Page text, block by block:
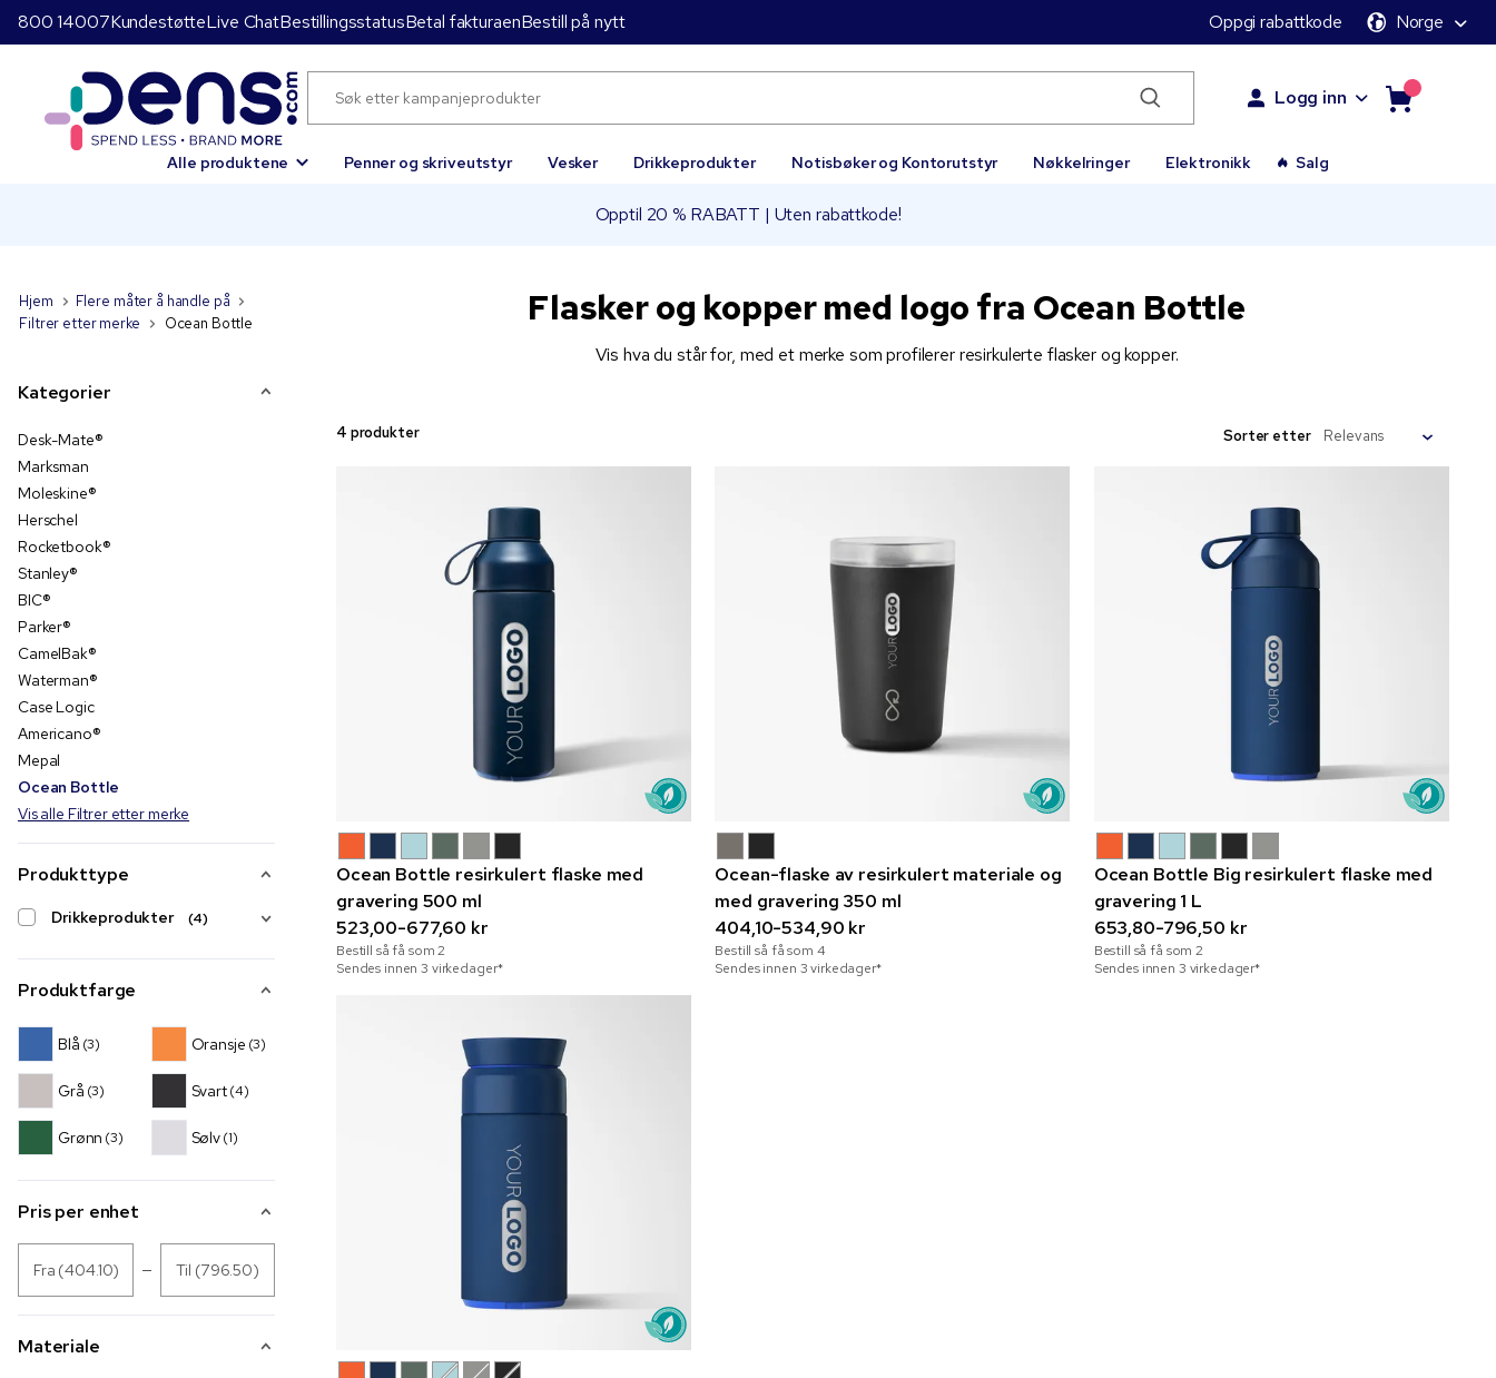
800 14007KundestøtteLive ChatBestillingsstatusBetal fakturaenBestill på nytt Oppgi rabattkode Norge
Logg inn
Alle produktene Penner og skriveutstyr Vesker Drikkeprodukter Notisbøker og Kontorutstyr Nøkkelringer Elektronikk Salg
Opptil 20 % RABATT | Uten rabattkode!
Hjem
Flere måter å handle på
Filtrer etter merke
Ocean Bottle
Kategorier
Desk-Mate®
Marksman
Moleskine®
Herschel
Rocketbook®
Stanley®
BIC®
Parker®
CamelBak®
Waterman®
Case Logic
Americano®
Mepal
Ocean Bottle
Vis alle Filtrer etter merke
Produkttype
Drikkeprodukter (4)
Produktfarge
Blå (3)
Grå (3)
Grønn (3)
Oransje (3)
Svart (4)
Sølv(1)
Pris per enhet
Fra (404.10) Til (796.50)
Materiale
Flasker og kopper med logo fra Ocean Bottle
Vis hva du står for, med et merke som profilerer resirkulerte flasker og kopper.
4 produkter Sorter etter
Ocean Bottle resirkulert flaske med
gravering 500 ml
523,00-677,60 kr
Bestill så få som2
Sendes innen 3 virkedager*
Ocean-flaske av resirkulert materiale og
med gravering 350 ml
404,10-534,90 kr
Bestill så få som 4
Sendes innen 3 virkedager*
Ocean Bottle Big resirkulert flaske med
gravering 1 L
653,80-796,50 kr
Bestill så få som2
Sendes innen 3 virkedager*